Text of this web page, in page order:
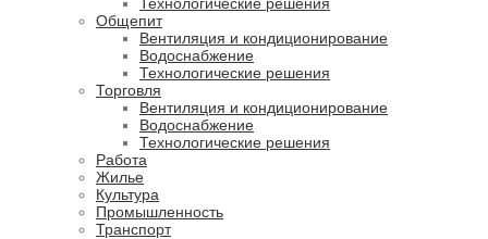
Общепит
Вентиляция и кондиционирование
Водоснабжение
Технологические решения
Торговля
Вентиляция и кондиционирование
Водоснабжение
Технологические решения
Работа
Жилье
Культура
Промышленность
Транспорт